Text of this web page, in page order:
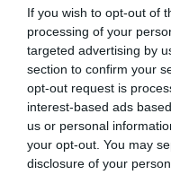
If you wish to opt-out of
processing of your
targeted advertising by
section to confirm your
opt-out request is
interest-based ads
us or personal
your opt-out. You may
disclosure of your
autònom
experiència en el
almenys una
al projecte, se’n
fase, que rebran 60
grupals i 19,5
durant 4 mesos.